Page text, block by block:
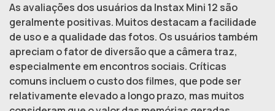
As avaliações dos usuários da Instax Mini 12 são
geralmente positivas. Muitos destacam a facilidade
de uso e a qualidade das fotos. Os usuários também
apreciam o fator de diversão que a câmera traz,
especialmente em encontros sociais. Críticas
comuns incluem o custo dos filmes, que pode ser
relativamente elevado a longo prazo, mas muitos